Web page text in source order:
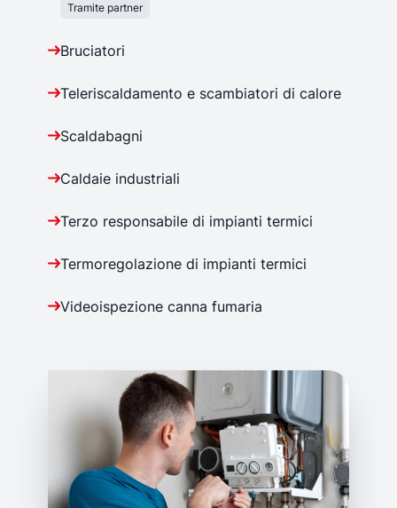
Tramite partner
Bruciatori
Teleriscaldamento e scambiatori di calore
Scaldabagni
Caldaie industriali
Terzo responsabile di impianti termici
Termoregolazione di impianti termici
Videoispezione canna fumaria